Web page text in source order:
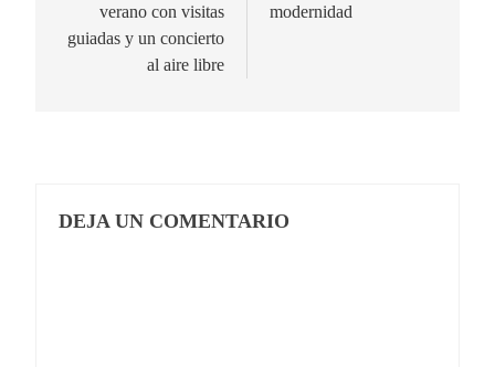
verano con visitas
guiadas y un concierto
al aire libre
modernidad
DEJA UN COMENTARIO